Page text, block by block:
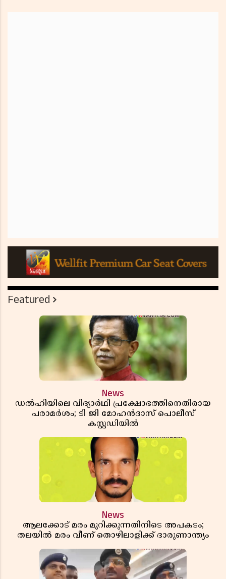
Featured
News
ഡൽഹിയിലെ വിദ്യാർഥി പ്രക്ഷോഭത്തിനെതിരായ
പരാമർശം; ടി ജി മോഹൻദാസ് പൊലീസ്
കസ്റ്റഡിയിൽ
News
ആലക്കോട് മരം മുറിക്കുന്നതിനിടെ അപകടം;
തലയിൽ മരം വീണ് തൊഴിലാളിക്ക് ദാരുണാന്ത്യം